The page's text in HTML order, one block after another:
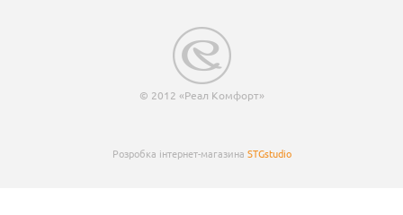
© 2012 «Реал Комфорт»
Розробка інтернет-магазина STGstudio